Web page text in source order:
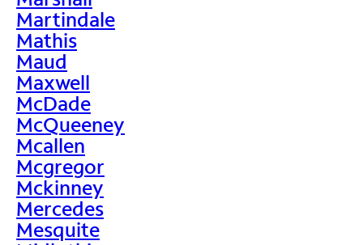
Martindale
Mathis
Maud
Maxwell
McDade
McQueeney
Mcallen
Mcgregor
Mckinney
Mercedes
Mesquite